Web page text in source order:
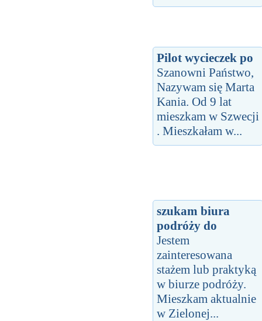
Pilot wycieczek po
Szanowni Państwo,
Nazywam się Marta
Kania. Od 9 lat
mieszkam w Szwecji
. Mieszkałam w...
szukam biura
podróży do
Jestem
zainteresowana
stażem lub praktyką
w biurze podróży.
Mieszkam aktualnie
w Zielonej...